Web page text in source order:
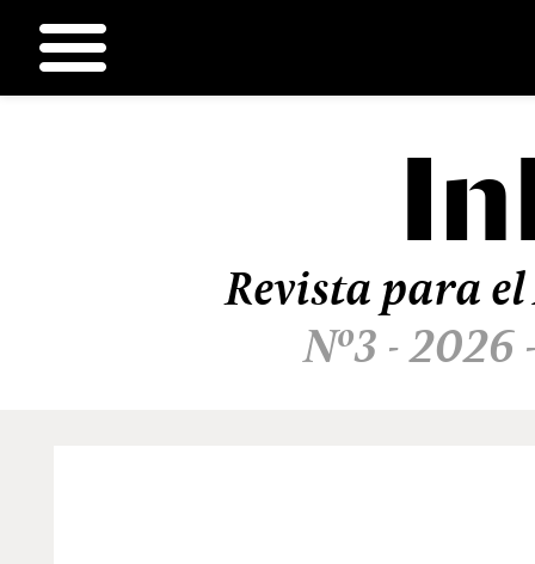
Revista para
Nº3 - 2026